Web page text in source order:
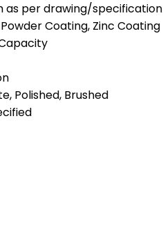
as per drawing/specification
Coating, Zinc Coating
Polished, Brushed